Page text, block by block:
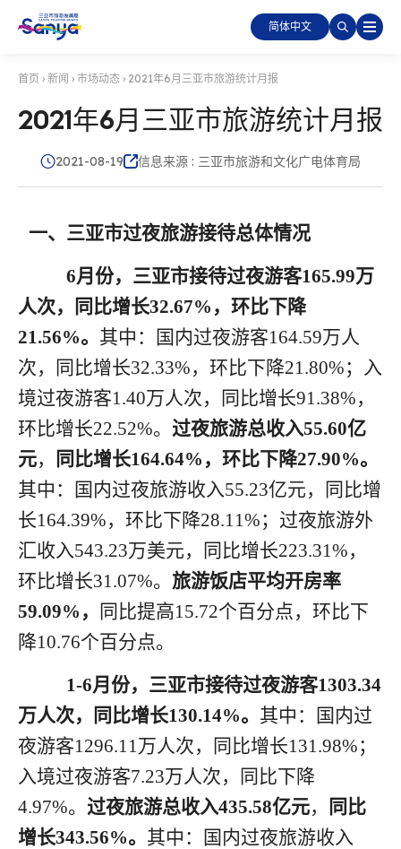
简体中文
首页 › 新闻 › 市场动态 › 2021年6月三亚市旅游统计月报
2021年6月三亚市旅游统计月报
2021-08-19 信息来源 : 三亚市旅游和文化广电体育局
一、三亚市过夜旅游接待总体情况
6月 份，三亚市接待过夜游客165.99万
人次，同比增长32.67% ，环比下降
21.56%。 其中：国内过夜游客164.59万人
次，同比增长32.33%，环比下降21.80%；入
境过夜游客1.40万人次，同比增长91.38%，
环比增长22.52%。 过夜旅游总收入55.60亿
元， 同比增长164.64% ，环比下降27.90%。
其中：国内过夜旅游收入55.23亿元，同比增
长164.39%，环比下降28.11%；过夜旅游外
汇收入543.23万美元，同比增长223.31%，
环比增长31.07%。 旅游饭店平均开房率
59.09%， 同比提高15.72个百分点 ，环比下
降10.76个百分点。
1-6月 份，三亚市接待过夜游客1303.34
万人次，同比增长130.14%。 其中：国内过
夜游客1296.11万人次，同比增长131.98%；
入境过夜游客7.23万人次，同比下降
4.97%。 过夜旅游总收入435.58亿元，
同比
增长343.56%。 其中：国内过夜旅游收入